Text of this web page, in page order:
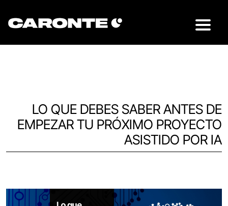
LO QUE DEBES SABER ANTES DE
EMPEZAR TU PRÓXIMO PROYECTO
ASISTIDO POR IA